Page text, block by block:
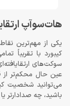
هات‌سوآپ
سوکت‌های
عین حال محکم‌تر از
می‌توانید شخصیت
باشید، چه صدادارتر